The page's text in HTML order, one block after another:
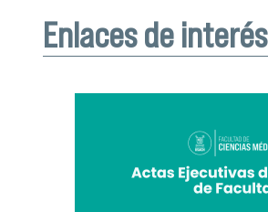
Enlaces de interés